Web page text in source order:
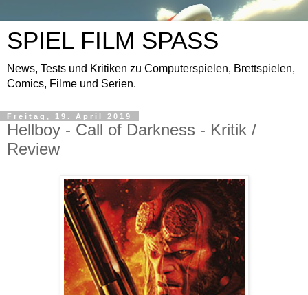
SPIEL FILM SPASS
News, Tests und Kritiken zu Computerspielen, Brettspielen,
Comics, Filme und Serien.
Freitag, 19. April 2019
Hellboy - Call of Darkness - Kritik /
Review